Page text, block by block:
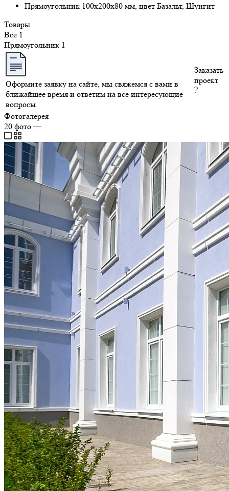
Прямоугольник 100х200х80 мм, цвет Базальт, Шунгит
Товары
Все 1
Прямоугольник 1
Оформите заявку на сайте, мы свяжемся с вами в
ближайшее время и ответим на все интересующие
вопросы.
Заказать
проект
Фотогалерея
20 фото—